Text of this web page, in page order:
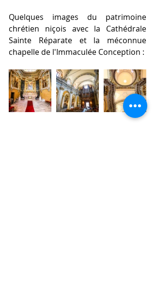
Quelques images du patrimoine
chrétien niçois avec la Cathédrale
Sainte Réparate et la méconnue
chapelle de l'Immaculée Conception :